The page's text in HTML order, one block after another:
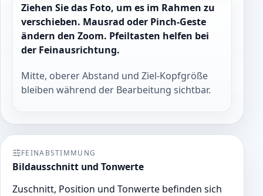
Ziehen Sie das Foto, um es im Rahmen zu
verschieben. Mausrad oder Pinch-Geste
ändern den Zoom. Pfeiltasten helfen bei
der Feinausrichtung.
Mitte, oberer Abstand und Ziel-Kopfgröße
bleiben während der Bearbeitung sichtbar.
FEINABSTIMMUNG
Bildausschnitt und Tonwerte
Zuschnitt, Position und Tonwerte befinden sich